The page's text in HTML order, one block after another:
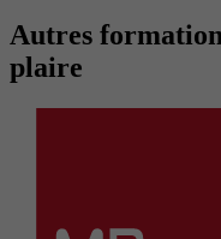
Autres
plaire